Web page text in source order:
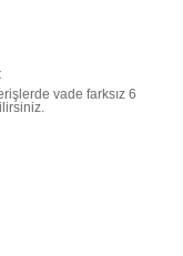
vade farksız 6